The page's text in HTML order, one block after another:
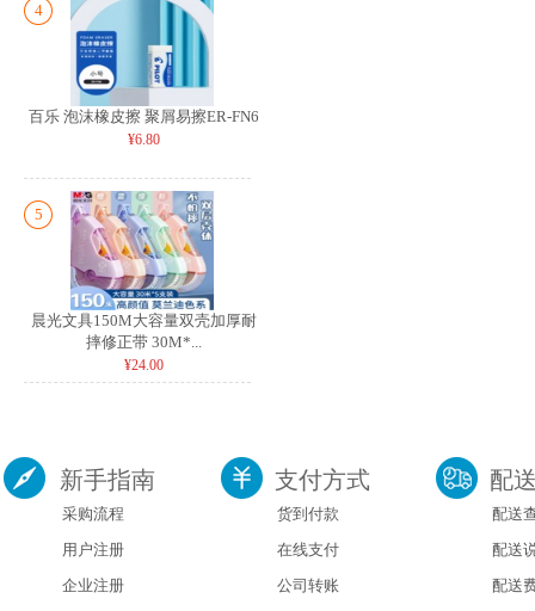
4
百乐 泡沫橡皮擦 聚屑易擦ER-FN6
¥6.80
5
晨光文具150M大容量双壳加厚耐
摔修正带 30M*...
¥24.00
新手指南
采购流程
用户注册
企业注册
支付方式
货到付款
在线支付
公司转账
配
配送
配送
配送